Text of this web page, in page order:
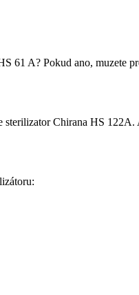
61 A? Pokud ano, muzete
sterilizator Chirana HS